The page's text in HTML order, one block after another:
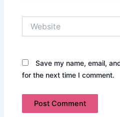
Save my name, email,
for the next time I comment.